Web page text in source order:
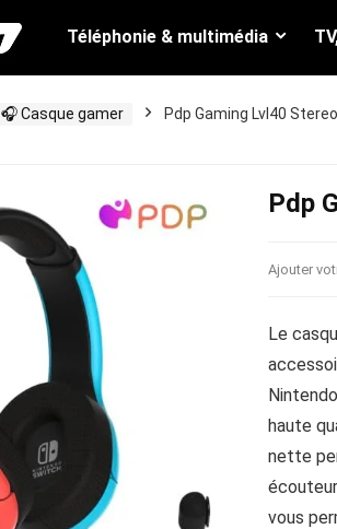
Téléphonie & multimédia
🎧 Casque gamer Pdp Gaming Lvl40
Pdp
Ajouter
Le
haute
nette
vous